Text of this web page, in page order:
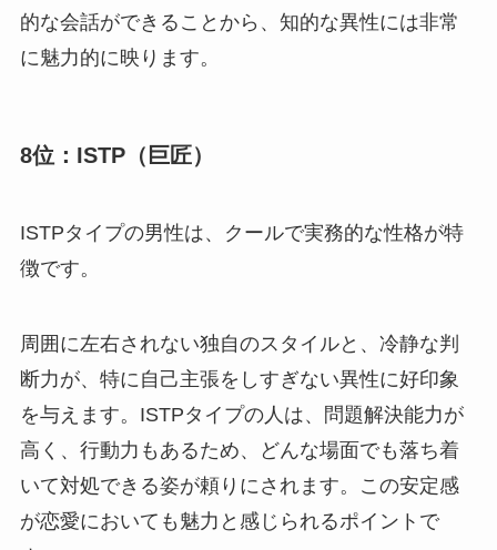
的な会話ができることから、知的な異性には非常
に魅力的に映ります。
8位：ISTP（巨匠）
ISTPタイプの男性は、クールで実務的な性格が特
徴です。
周囲に左右されない独自のスタイルと、冷静な判
断力が、特に自己主張をしすぎない異性に好印象
を与えます。ISTPタイプの人は、問題解決能力が
高く、行動力もあるため、どんな場面でも落ち着
いて対処できる姿が頼りにされます。この安定感
が恋愛においても魅力と感じられるポイントで